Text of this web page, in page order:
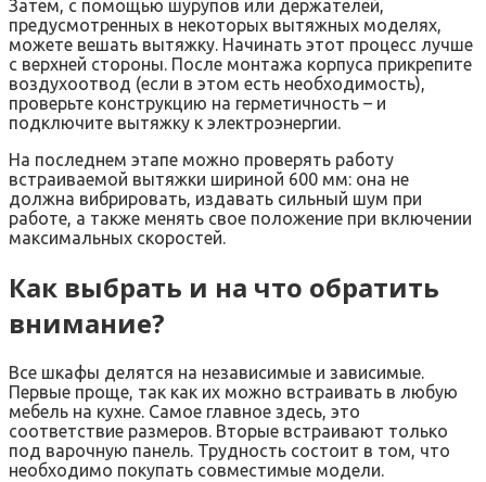
Затем, с помощью шурупов или держателей,
предусмотренных в некоторых вытяжных моделях,
можете вешать вытяжку. Начинать этот процесс лучше
с верхней стороны. После монтажа корпуса прикрепите
воздухоотвод (если в этом есть необходимость),
проверьте конструкцию на герметичность – и
подключите вытяжку к электроэнергии.
На последнем этапе можно проверять работу
встраиваемой вытяжки шириной 600 мм: она не
должна вибрировать, издавать сильный шум при
работе, а также менять свое положение при включении
максимальных скоростей.
Как выбрать и на что обратить
внимание?
Все шкафы делятся на независимые и зависимые.
Первые проще, так как их можно встраивать в любую
мебель на кухне. Самое главное здесь, это
соответствие размеров. Вторые встраивают только
под варочную панель. Трудность состоит в том, что
необходимо покупать совместимые модели.